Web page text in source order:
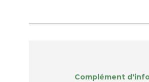
Complément